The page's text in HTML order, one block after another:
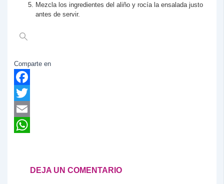
Mezcla los ingredientes del aliño y rocía la ensalada justo
antes de servir.
Comparte en
Facebook
Twitter
Email
DEJA UN COMENTARIO